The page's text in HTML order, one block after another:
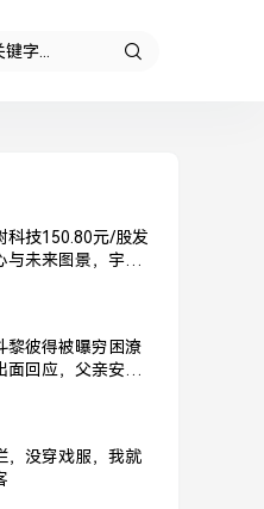
科技150.80元/股发
与未来图景，宇树
图景
黎彼得被曝穷困潦
面回应，父亲安
未离世
，没穿戏服，我就